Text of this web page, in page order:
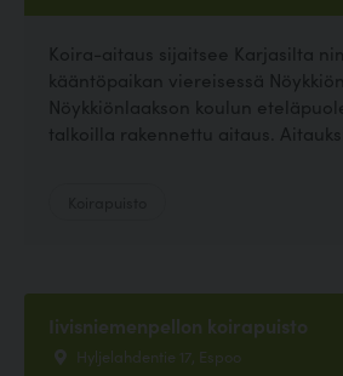
Koira-aitaus sijaitsee Karjasilta
kääntöpaikan viereisessä
Nöykkiönlaakson koulun
talkoilla rakennettu aitaus.
Iivisniemenpellon koirapuisto
Hyljelahdentie 17, Espoo